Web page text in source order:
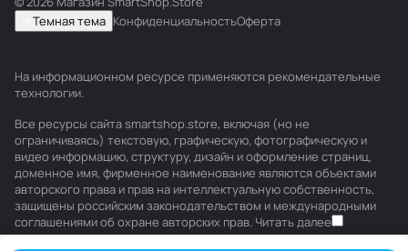
Темная тема КонфиденциальностьОферта
На информационном ресурсе применяются рекомендательные
технологии.
Все ресурсы сайта smartshop.store, включая (но не
ограничиваясь) текстовую, графическую, фотографическую и
видео информацию, структуру, дизайн и оформление страниц,
доменное имя, фирменное наименование являются объектами
авторского права и прав на интеллектуальную собственность,
защищены российским законодательством и международными
соглашениями об охране авторских прав. Читать далее